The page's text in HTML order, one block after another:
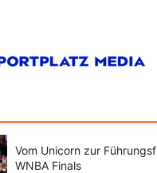
Vom Unicorn zur
WNBA Finals